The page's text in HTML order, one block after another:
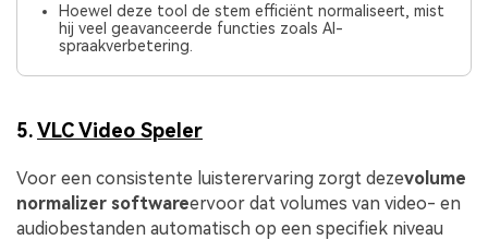
Hoewel deze tool de stem efficiënt normaliseert, mist
hij veel geavanceerde functies zoals AI-
spraakverbetering.
5.VLC Video Speler
Voor een consistente luisterervaring zorgt dezevolume
normalizer softwareervoor dat volumes van video- en
audiobestanden automatisch op een specifiek niveau